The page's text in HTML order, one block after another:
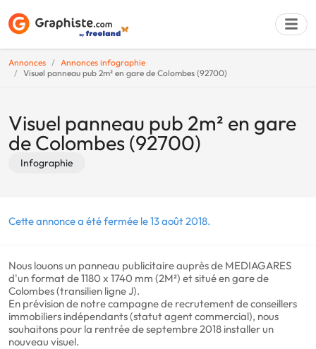
Annonces
Annonces infographie
Visuel panneau pub 2m² en gare de Colombes (92700)
Visuel panneau pub 2m² en gare
de Colombes (92700)
Infographie
Cette annonce a été fermée le 13 août 2018.
Nous louons un panneau publicitaire auprès de MEDIAGARES
d'un format de 1180 x 1740 mm (2M²) et situé en gare de
Colombes (transilien ligne J).
En prévision de notre campagne de recrutement de conseillers
immobiliers indépendants (statut agent commercial), nous
souhaitons pour la rentrée de septembre 2018 installer un
nouveau visuel.